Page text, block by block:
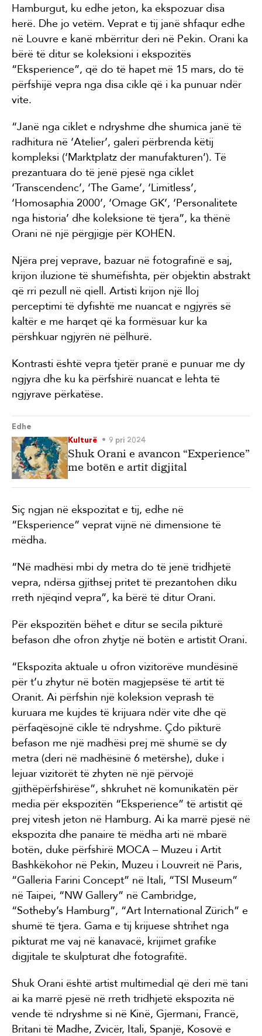
Hamburgut, ku edhe jeton, ka ekspozuar disa
herë. Dhe jo vetëm. Veprat e tij janë shfaqur edhe
në Louvre e kanë mbërritur deri në Pekin. Orani ka
bërë të ditur se koleksioni i ekspozitës
“Eksperience”, që do të hapet më 15 mars, do të
përfshijë vepra nga disa cikle që i ka punuar ndër
vite.
“Janë nga ciklet e ndryshme dhe shumica janë të
radhitura në ‘Atelier’, galeri përbrenda këtij
kompleksi (‘Marktplatz der manufakturen’). Të
prezantuara do të jenë pjesë nga ciklet
‘Transcendenc’, ‘The Game’, ‘Limitless’,
‘Homosaphia 2000’, ‘Omage GK’, ‘Personalitete
nga historia’ dhe koleksione të tjera”, ka thënë
Orani në një përgjigje për KOHËN.
Njëra prej veprave, bazuar në fotografinë e saj,
krijon iluzione të shumëfishta, për objektin abstrakt
që rri pezull në qiell. Artisti krijon një lloj
perceptimi të dyfishtë me nuancat e ngjyrës së
kaltër e me harqet që ka formësuar kur ka
përshkuar ngjyrën në pëlhurë.
Kontrasti është vepra tjetër pranë e punuar me dy
ngjyra dhe ku ka përfshirë nuancat e lehta të
ngjyrave përkatëse.
Edhe
Kulturë
9 pri 2024
Shuk Orani e avancon “Experience”
me botën e artit digjital
Siç ngjan në ekspozitat e tij, edhe në
“Eksperience” veprat vijnë në dimensione të
mëdha.
“Në madhësi mbi dy metra do të jenë tridhjetë
vepra, ndërsa gjithsej pritet të prezantohen diku
rreth njëqind vepra”, ka bërë të ditur Orani.
Për ekspozitën bëhet e ditur se secila pikturë
befason dhe ofron zhytje në botën e artistit Orani.
“Ekspozita aktuale u ofron vizitorëve mundësinë
për t’u zhytur në botën magjepsëse të artit të
Oranit. Ai përfshin një koleksion veprash të
kuruara me kujdes të krijuara ndër vite dhe që
përfaqësojnë cikle të ndryshme. Çdo pikturë
befason me një madhësi prej më shumë se dy
metra (deri në madhësinë 6 metërshe), duke i
lejuar vizitorët të zhyten në një përvojë
gjithëpërfshirëse”, shkruhet në komunikatën për
media për ekspozitën “Eksperience” të artistit që
prej vitesh jeton në Hamburg. Ai ka marrë pjesë në
ekspozita dhe panaire të mëdha arti në mbarë
botën, duke përfshirë MOCA – Muzeu i Artit
Bashkëkohor në Pekin, Muzeu i Louvreit në Paris,
“Galleria Farini Concept” në Itali, “TSI Museum”
në Taipei, “NW Gallery” në Cambridge,
“Sotheby’s Hamburg”, “Art International Zürich” e
shumë të tjera. Gama e tij krijuese shtrihet nga
pikturat me vaj në kanavacë, krijimet grafike
digjitale te skulpturat dhe fotografitë.
Shuk Orani është artist multimedial që deri më tani
ai ka marrë pjesë në rreth tridhjetë ekspozita në
vende të ndryshme si në Kinë, Gjermani, Francë,
Britani të Madhe, Zvicër, Itali, Spanjë, Kosovë e